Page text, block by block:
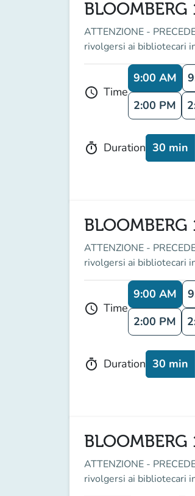
ATTENZIONE -
rivolgersi ai bibliotecari
schedule Time
9:00 AM
2:00 PM
timer Duration 30 min
BLOOMBERG
ATTENZIONE -
rivolgersi ai bibliotecari
schedule Time
9:00 AM
2:00 PM
timer Duration 30 min
BLOOMBERG
ATTENZIONE -
rivolgersi ai bibliotecari